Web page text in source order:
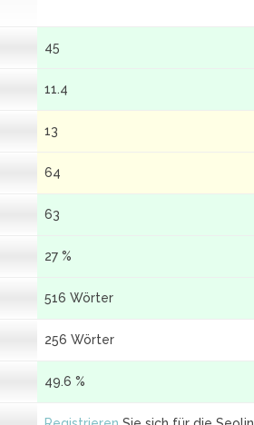
45
11.4
13
64
63
27 %
516 Wörter
256 Wörter
49.6 %